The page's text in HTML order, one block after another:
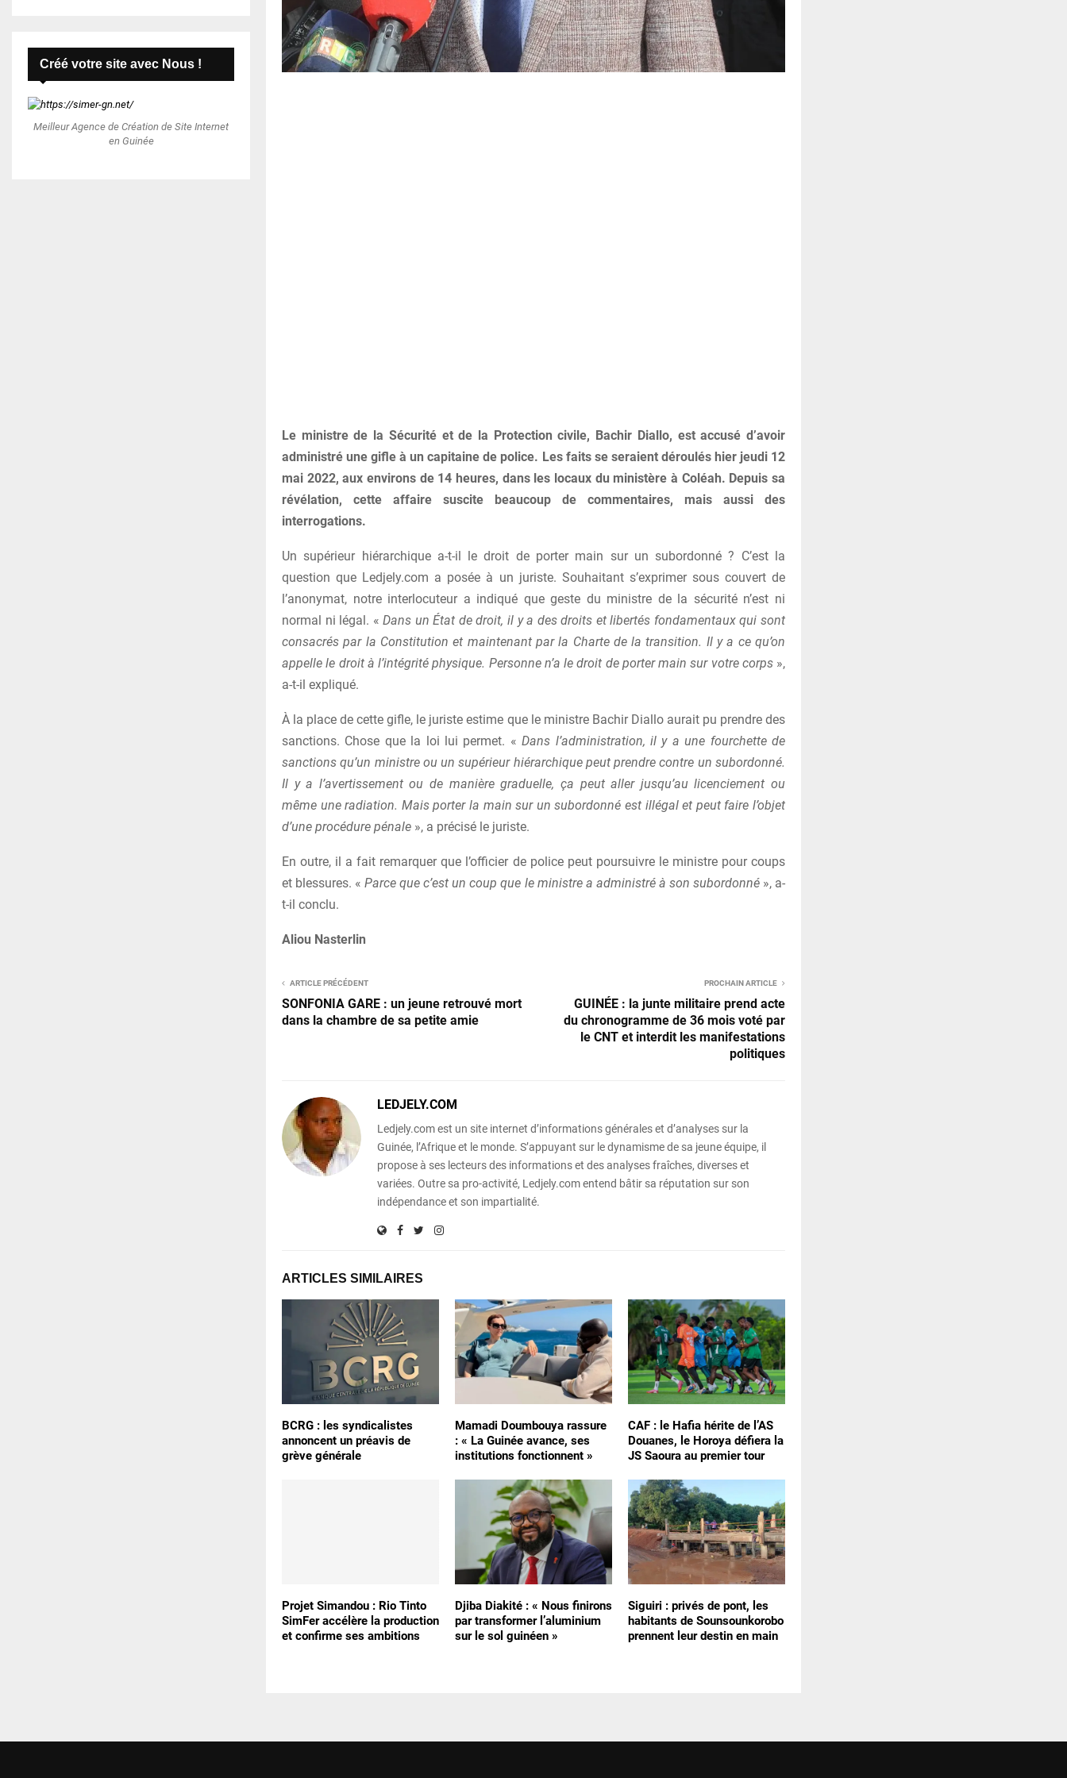
Le ministre de la Sécurité et de la Protection civile, Bachir Diallo, est accusé d’avoir
administré une gifle à un capitaine de police. Les faits se seraient déroulés hier jeudi 12
mai 2022, aux environs de 14 heures, dans les locaux du ministère à Coléah. Depuis sa
révélation, cette affaire suscite beaucoup de commentaires, mais aussi des
interrogations.
Un supérieur hiérarchique a-t-il le droit de porter main sur un subordonné ? C’est la
question que Ledjely.com a posée à un juriste. Souhaitant s’exprimer sous couvert de
l’anonymat, notre interlocuteur a indiqué que geste du ministre de la sécurité n’est ni
normal ni légal. «Dans un État de droit, il y a des droits et libertés fondamentaux qui sont
consacrés par la Constitution et maintenant par la Charte de la transition. Il y a ce qu’on
appelle le droit à l’intégrité physique. Personne n’a le droit de porter main sur votre corps»,
a-t-il expliqué.
À la place de cette gifle, le juriste estime que le ministre Bachir Diallo aurait pu prendre des
sanctions. Chose que la loi lui permet. «Dans l’administration, il y a une fourchette de
sanctions qu’un ministre ou un supérieur hiérarchique peut prendre contre un subordonné.
Il y a l’avertissement ou de manière graduelle, ça peut aller jusqu’au licenciement ou
même une radiation. Mais porter la main sur un subordonné est illégal et peut faire l’objet
d’une procédure pénale », a précisé le juriste.
En outre, il a fait remarquer que l’officier de police peut poursuivre le ministre pour coups
et blessures. «Parce que c’est un coup que le ministre a administré à son subordonné», a-
t-il conclu.
Aliou Nasterlin
ARTICLE PRÉCÉDENT
SONFONIA GARE : un jeune retrouvé mort
dans la chambre de sa petite amie
PROCHAIN ARTICLE
GUINÉE : la junte militaire prend acte
du chronogramme de 36 mois voté par
le CNT et interdit les manifestations
politiques
LEDJELY.COM
Ledjely.com est un site internet d’informations générales et d’analyses sur la
Guinée, l’Afrique et le monde. S’appuyant sur le dynamisme de sa jeune équipe, il
propose à ses lecteurs des informations et des analyses fraîches, diverses et
variées. Outre sa pro-activité, Ledjely.com entend bâtir sa réputation sur son
indépendance et son impartialité.
ARTICLES SIMILAIRES
BCRG : les syndicalistes
annoncent un préavis de
grève générale
Mamadi Doumbouya rassure
: « La Guinée avance, ses
institutions fonctionnent »
CAF : le Hafia hérite de l’AS
Douanes, le Horoya défiera la
JS Saoura au premier tour
Projet Simandou : Rio Tinto
SimFer accélère la production
et confirme ses ambitions
Djiba Diakité : « Nous finirons
par transformer l’aluminium
sur le sol guinéen »
Siguiri : privés de pont, les
habitants de Sounsounkorobo
prennent leur destin en main
Créé votre site avec Nous !
Meilleur Agence de Création de Site Internet
en Guinée